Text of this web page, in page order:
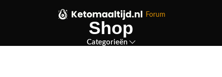
Forum
Shop
Categorieën